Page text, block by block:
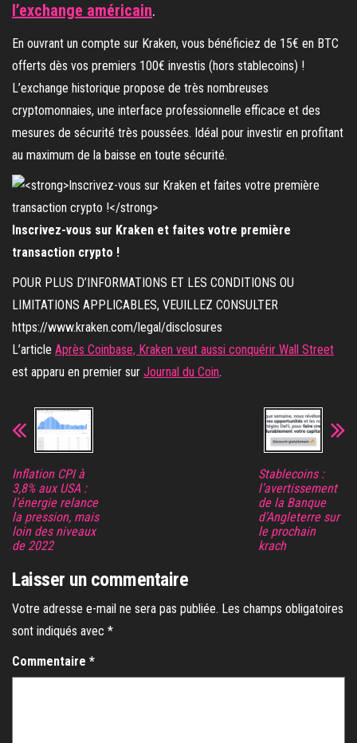
l’exchange américain.
En ouvrant un compte sur Kraken, vous bénéficiez de 15€ en BTC
offerts dès vos premiers 100€ investis (hors stablecoins) !
L’exchange historique propose de très nombreuses
cryptomonnaies, une interface professionnelle efficace et des
mesures de sécurité très poussées. Idéal pour investir en profitant
au maximum de la baisse en toute sécurité.
Inscrivez-vous sur Kraken et faites votre première
transaction crypto !
POUR PLUS D’INFORMATIONS ET LES CONDITIONS OU
LIMITATIONS APPLICABLES, VEUILLEZ CONSULTER
https://www.kraken.com/legal/disclosures
L’article Après Coinbase, Kraken veut aussi conquérir Wall Street
est apparu en premier sur Journal du Coin.
Inflation CPI à
3,8% aux USA :
l’énergie relance
la pression, mais
loin des niveaux
de 2022
Stablecoins :
l’avertissement
de la Banque
d’Angleterre sur
le prochain
krach
Laisser un commentaire
Votre adresse e-mail ne sera pas publiée. Les champs obligatoires
sont indiqués avec *
Commentaire *